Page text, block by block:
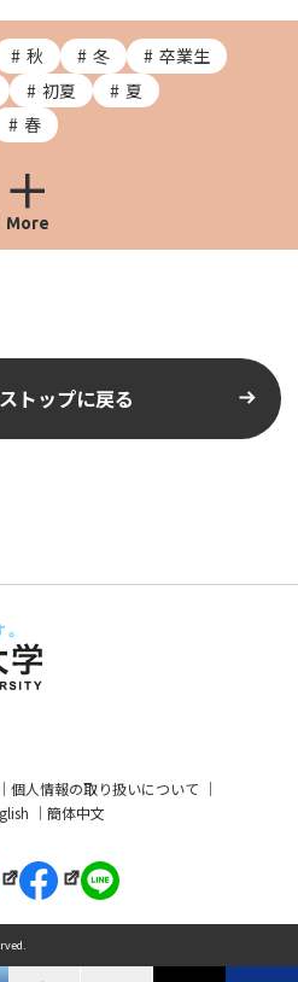
秋 冬
卒業生
初夏
夏
春
More
トップに戻る
個人情報の取り扱いについて
簡体中文